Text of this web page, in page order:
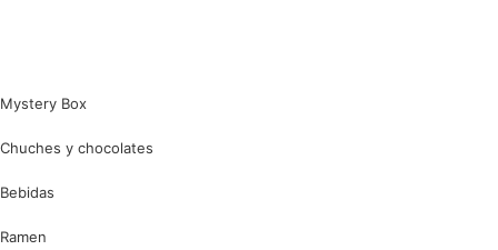
Mystery Box
Chuches y chocolates
Bebidas
Ramen